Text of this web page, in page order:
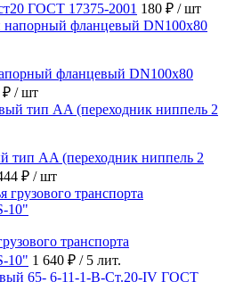
ГОСТ 17375-2001 180 ₽ / шт
фланцевый DN100х80
₽ / шт
тип AA (переходник ниппель 2
₽ / шт
транспорта
10" 1 640 ₽ / 5 лит.